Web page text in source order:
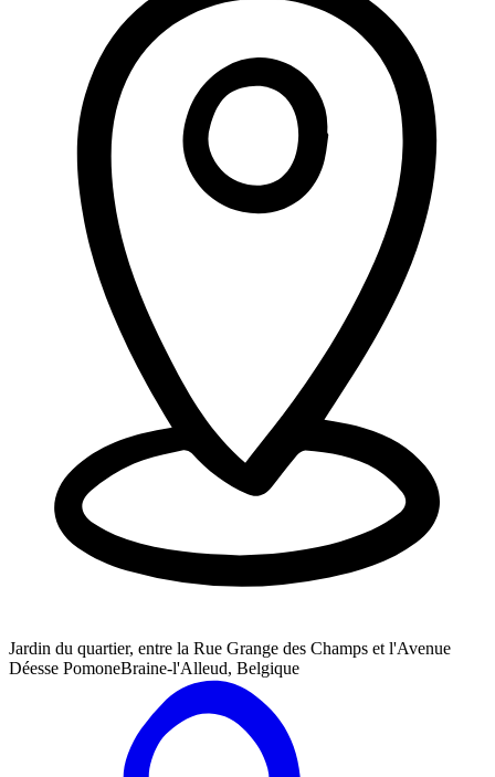
Jardin du quartier, entre la Rue Grange des Champs et l'Avenue
Déesse PomoneBraine-l'Alleud, Belgique